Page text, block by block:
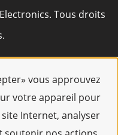
vous approuvez
votre appareil pour
Internet, analyser
Tous droits